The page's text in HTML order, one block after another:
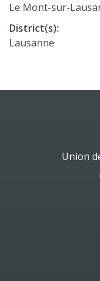
Le Mont-sur-
District(s):
Lausanne
Union